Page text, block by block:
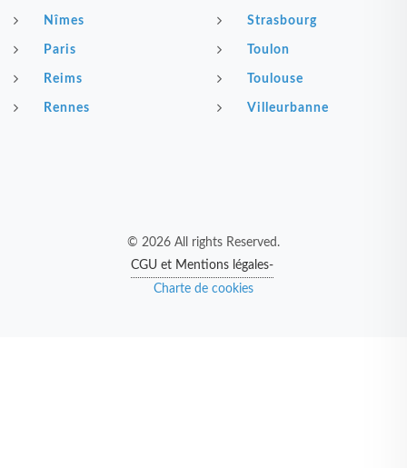
Nîmes
Paris
Reims
Rennes
Strasbourg
Toulon
Toulouse
Villeurbanne
© 2026 All rights Reserved.
CGU et Mentions légales-
Charte de cookies